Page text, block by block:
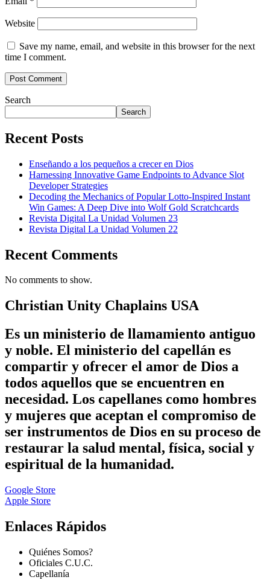
Website
Save my name, email, and website in this browser for the next
time I comment.
Search
Search
Recent Posts
Enseñando a los pequeños a crecer en Dios
Harnessing Innovative Game Endpoints to Advance Slot
Developer Strategies
Decoding the Mechanics of Popular Lotto-Inspired Instant
Win Games: A Deep Dive into Wolf Gold Scratchcards
Revista Digital La Unidad Volumen 23
Revista Digital La Unidad Volumen 22
Recent Comments
No comments to show.
Christian Unity Chaplains USA
Es un ministerio de llamamiento antiguo
y noble. El ministerio del capellán es
compartir y ofrecer el amor de Dios a
todos aquellos que se encuentren en
necesidad. Los capellanes como hombres
y mujeres que aceptan el compromiso de
ser instrumentos de Dios en su proceso de
restaurar la salud mental, física, social y
espiritual de la humanidad.
Google Store
Apple Store
Enlaces Rápidos
Quiénes Somos?
Oficiales C.U.C.
Capellanía